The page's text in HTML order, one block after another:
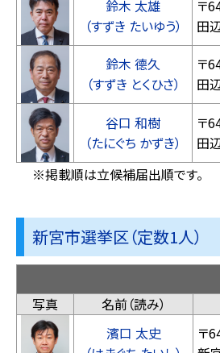
鈴木 太雄
（すずき たいゆう）
〒
田
鈴木 德久
（すずき とくひさ）
〒
田
谷口 和樹
（たにぐち かずき）
〒
田
※掲載順は立候補届出順です。
新宮市選挙区（定数1人）
写真
名前（読み）
濱口 太史
〒